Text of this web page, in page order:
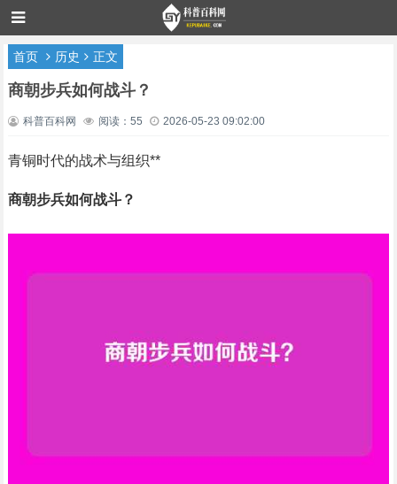
首页 历史 正文
商朝步兵如何战斗？
科普百科网 阅读：55 2026-05-23 09:02:00
青铜时代的战术与组织**
商朝步兵如何战斗？